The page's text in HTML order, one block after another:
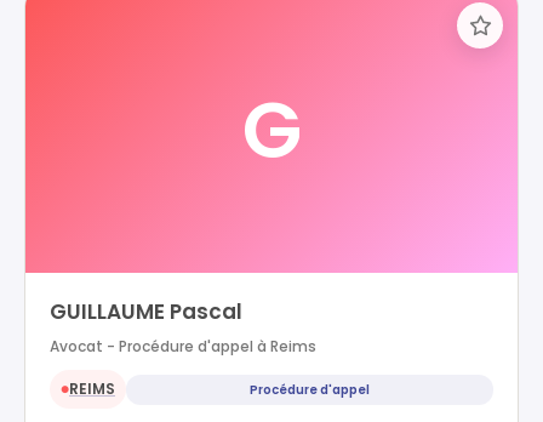
G
GUILLAUME Pascal
Avocat - Procédure d'appel à Reims
●REIMS Procédure d'appel